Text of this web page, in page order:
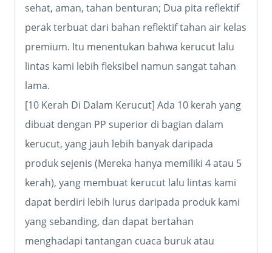
sehat, aman, tahan benturan; Dua pita reflektif
perak terbuat dari bahan reflektif tahan air kelas
premium. Itu menentukan bahwa kerucut lalu
lintas kami lebih fleksibel namun sangat tahan
lama.
[10 Kerah Di Dalam Kerucut] Ada 10 kerah yang
dibuat dengan PP superior di bagian dalam
kerucut, yang jauh lebih banyak daripada
produk sejenis (Mereka hanya memiliki 4 atau 5
kerah), yang membuat kerucut lalu lintas kami
dapat berdiri lebih lurus daripada produk kami
yang sebanding, dan dapat bertahan
menghadapi tantangan cuaca buruk atau